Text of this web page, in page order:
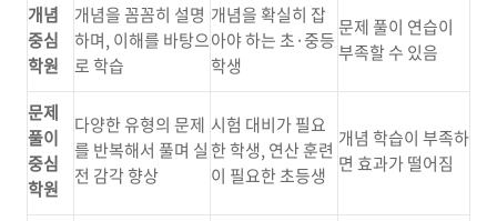
개념
중심
학원
개념을 꼼꼼히 설명
하며, 이해를 바탕으
로 학습
개념을 확실히 잡
아야 하는 초·중등
학생
문제 풀이 연습이
부족할 수 있음
문제
풀이
중심
학원
다양한 유형의 문제
를 반복해서 풀며 실
전 감각 향상
시험 대비가 필요
한 학생, 연산 훈련
이 필요한 초등생
개념 학습이 부족하
면 효과가 떨어짐